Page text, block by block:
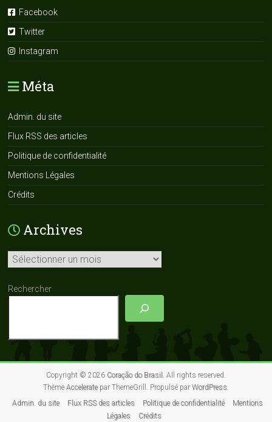
Facebook
Twitter
Instagram
Méta
Admin. du site
Flux RSS des articles
Politique de confidentialité
Mentions Légales
Crédits
Archives
Archives
Rechercher
Copyright © 2026 Coração do Brasil . All rights reserved.
Thème Acceleratepar ThemeGrill. Propulsé par WordPress.
Admin. du site
Flux RSS des articles Politique de confidentialité
Mentions
Légales
Crédits